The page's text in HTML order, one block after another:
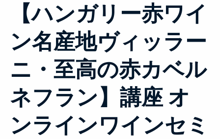
【ハンガリー赤ワイ
ン名産地ヴィッラー
ニ・至高の赤カベル
ネフラン】講座 オ
ンラインワインセミ